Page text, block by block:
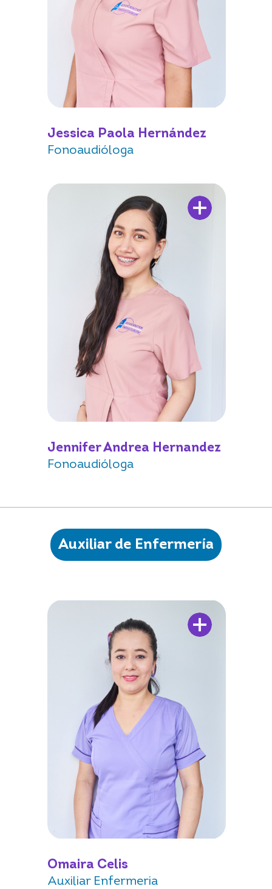
Jessica Paola Hernández
Fonoaudióloga
Jennifer Andrea Hernandez
Fonoaudióloga
Auxiliar de Enfermería
Omaira Celis
Auxiliar Enfermeria